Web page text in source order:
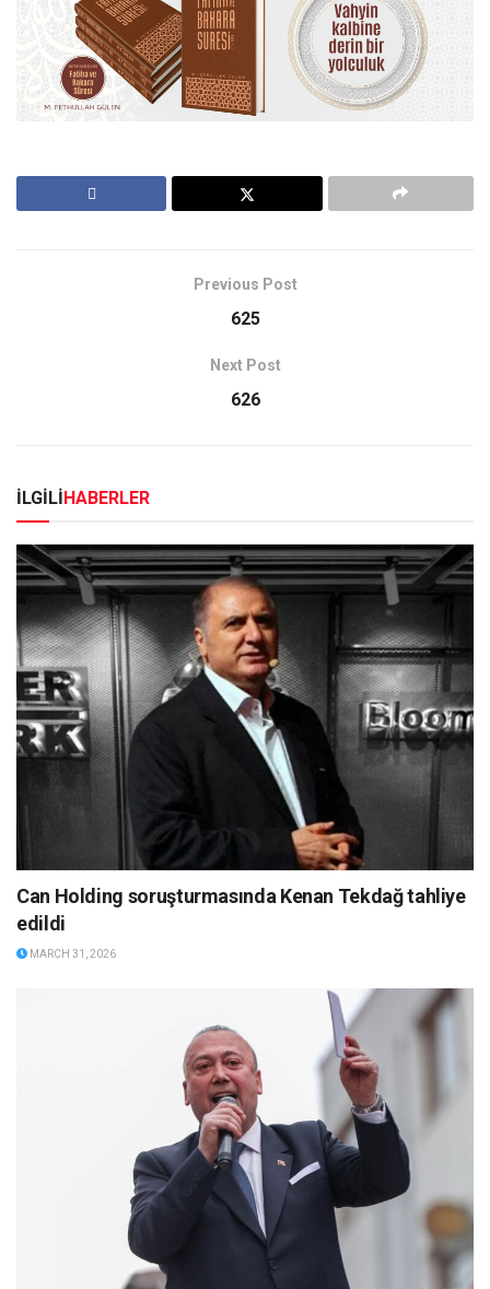
Previous Post
625
Next Post
626
İLGİLİHABERLER
Can Holding soruşturmasında Kenan Tekdağ tahliye
edildi
MARCH 31, 2026